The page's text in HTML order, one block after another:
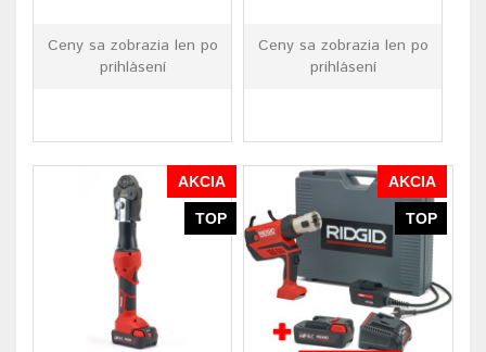
Ceny sa zobrazia len po
prihlásení
Ceny sa zobrazia len po
prihlásení
AKCIA
TOP
AKCIA
TOP